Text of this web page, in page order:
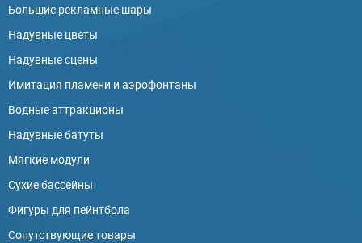
Большие рекламные шары
Надувные цветы
Надувные сцены
Имитация пламени и аэрофонтаны
Водные аттракционы
Надувные батуты
Мягкие модули
Сухие бассейны
Фигуры для пейнтбола
Сопутствующие товары